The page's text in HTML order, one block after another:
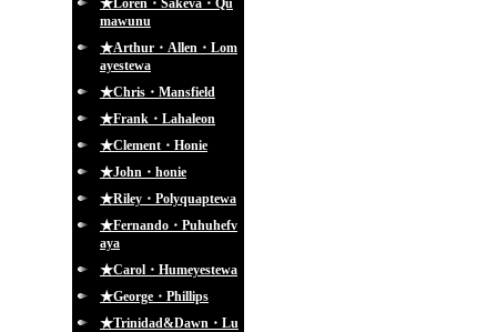
★Loren・Sakeva・Qu
mawunu
★Arthur・Allen・Lom
ayestewa
★Chris・Mansfield
★Frank・Lahaleon
★Clement・Honie
★John・honie
★Riley・Polyquaptewa
★Fernando・Puhuhefv
aya
★Carol・Humeyestewa
★George・Phillips
★Trinidad&Dawn・Lu